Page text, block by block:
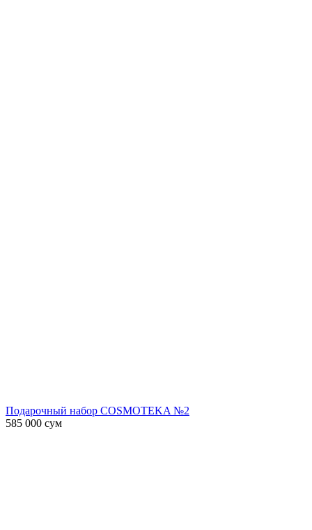
Подарочный набор COSMOTEKA №2
585 000 сум